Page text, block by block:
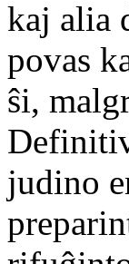
kaj alia
povas
ŝi,
judino